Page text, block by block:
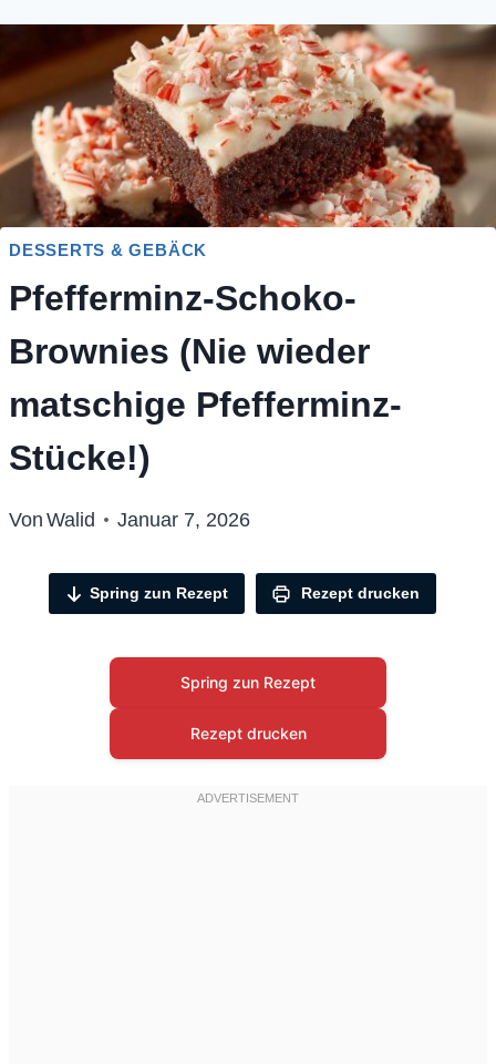
DESSERTS & GEBÄCK
Pfefferminz-Schoko-
Brownies (Nie wieder
matschige Pfefferminz-
Stücke!)
Von Walid Januar 7, 2026
Spring zun Rezept Rezept drucken
Spring zun Rezept
Rezept drucken